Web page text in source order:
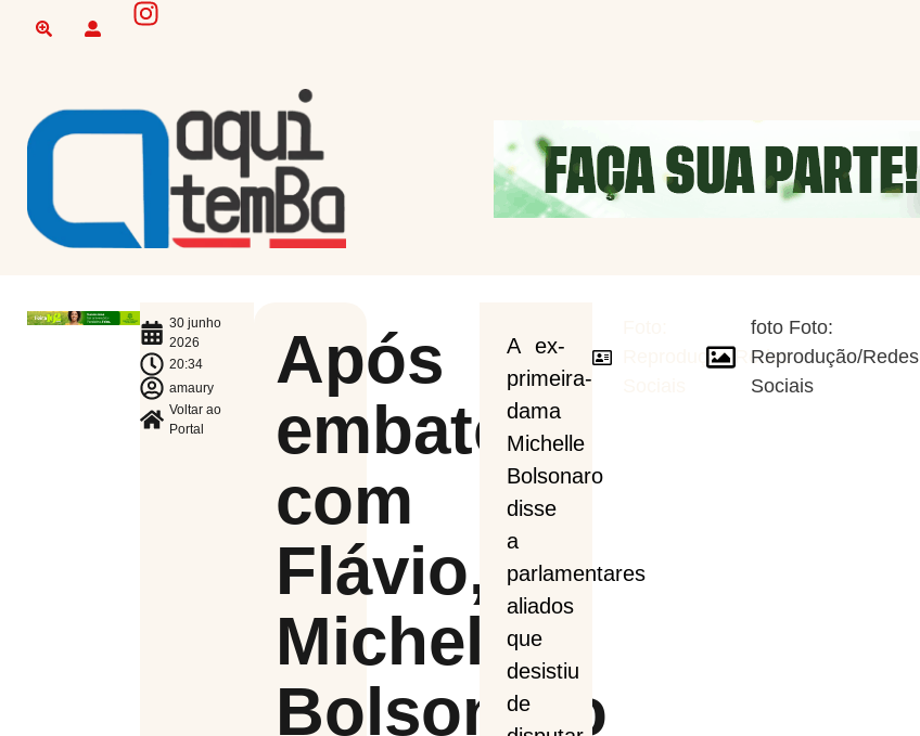
30 junho
2026
20:34
amaury
Voltar ao
Portal
Após
embate
com
Flávio,
Michelle
Bolsonaro
A ex-
primeira-
dama
Michelle
Bolsonaro
disse
a
parlamentares
aliados
que
desistiu
de
Reprodução/Redes
foto Foto:
Reprodução/Redes
Sociais